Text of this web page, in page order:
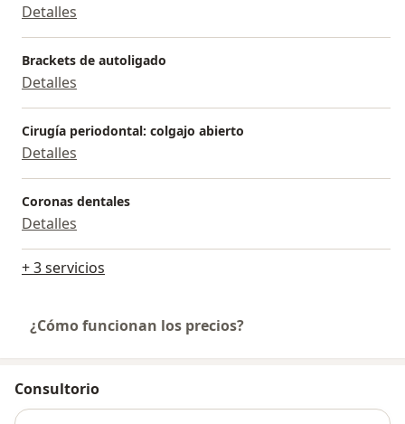
Detalles
Brackets de autoligado
Detalles
Cirugía periodontal: colgajo abierto
Detalles
Coronas dentales
Detalles
+ 3 servicios
¿Cómo funcionan los precios?
Consultorio